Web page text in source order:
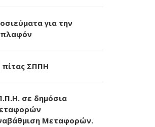
για την
πίτας ΣΠΠΗ
σε δημόσια
Μεταφορών.